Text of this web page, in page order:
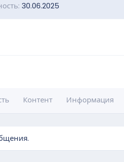
30.06.2025
Контент Информация